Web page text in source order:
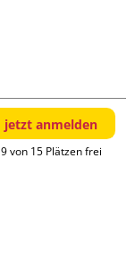
jetzt anmelden
9 von 15 Plätzen frei